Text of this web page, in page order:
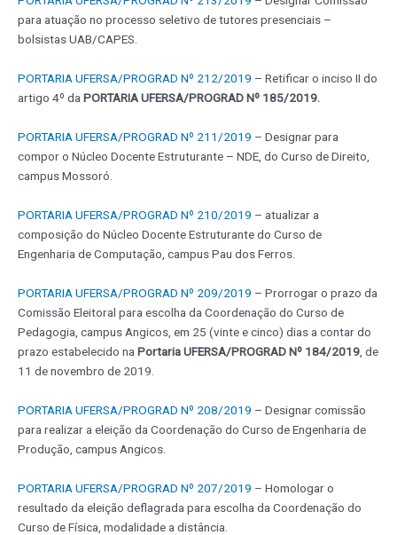
para atuação no processo seletivo de tutores presenciais –
bolsistas UAB/CAPES.
PORTARIA UFERSA/PROGRAD Nº 212/2019 – Retificar o inciso II do
artigo 4º daPORTARIA UFERSA/PROGRAD Nº 185/2019.
PORTARIA UFERSA/PROGRAD Nº 211/2019 – Designar para
compor o Núcleo Docente Estruturante – NDE, do Curso de Direito,
campus Mossoró.
PORTARIA UFERSA/PROGRAD Nº 210/2019 – atualizar a
composição do Núcleo Docente Estruturante do Curso de
Engenharia de Computação, campus Pau dos Ferros.
PORTARIA UFERSA/PROGRAD Nº 209/2019 – Prorrogar o prazo da
Comissão Eleitoral para escolha da Coordenação do Curso de
Pedagogia, campus Angicos, em 25 (vinte e cinco) dias a contar do
prazo estabelecido na Portaria UFERSA/PROGRAD Nº 184/2019 , de
11 de novembro de 2019.
PORTARIA UFERSA/PROGRAD Nº 208/2019 – Designar comissão
para realizar a eleição da Coordenação do Curso de Engenharia de
Produção, campus Angicos.
PORTARIA UFERSA/PROGRAD Nº 207/2019 – Homologar o
resultado da eleição deflagrada para escolha da Coordenação do
Curso de Física, modalidade a distância.